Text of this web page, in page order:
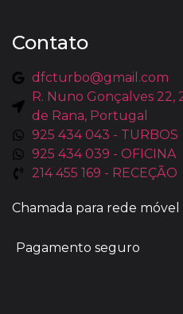
Contato
dfcturbo@gmail.com
R. Nuno Gonçalves 22,
de Rana, Portugal
925 434 043 - TURBOS
925 434 039 - OFICINA
214 455 169 - RECEÇÃO
Chamada para rede móvel
Pagamento seguro